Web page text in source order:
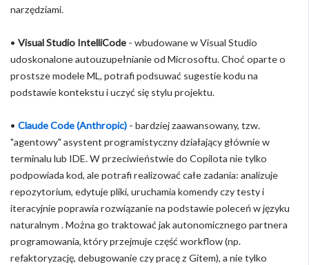
narzędziami.
• Visual Studio IntelliCode - wbudowane w Visual Studio
udoskonalone autouzupełnianie od Microsoftu. Choć oparte o
prostsze modele ML, potrafi podsuwać sugestie kodu na
podstawie kontekstu i uczyć się stylu projektu.
• Claude Code (Anthropic) - bardziej zaawansowany, tzw.
"agentowy" asystent programistyczny działający głównie w
terminalu lub IDE. W przeciwieństwie do Copilota nie tylko
podpowiada kod, ale potrafi realizować całe zadania: analizuje
repozytorium, edytuje pliki, uruchamia komendy czy testy i
iteracyjnie poprawia rozwiązanie na podstawie poleceń w języku
naturalnym . Można go traktować jak autonomicznego partnera
programowania, który przejmuje część workflow (np.
refaktoryzację, debugowanie czy pracę z Gitem), a nie tylko